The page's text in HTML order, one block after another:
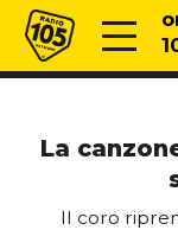
Vai al contenuto
Radio 105
La
Il coro